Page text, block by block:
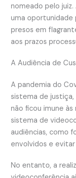
nomeado pelo
uma oportunidade
presos em
aos prazos
A Audiência de
A pandemia do
sistema de
não ficou imune
sistema de
audiências, como
envolvidos e
No entanto, a